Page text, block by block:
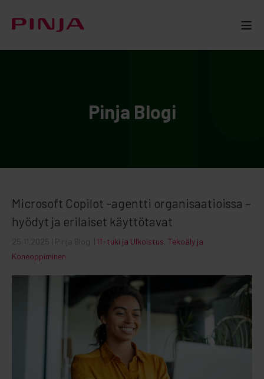
Pinja Blogi
Microsoft Copilot -agentti organisaatioissa –
hyödyt ja erilaiset käyttötavat
25.11.2025 | Pinja Blogi | IT-tuki ja Ulkoistus Tekoäly ja
Koneoppiminen